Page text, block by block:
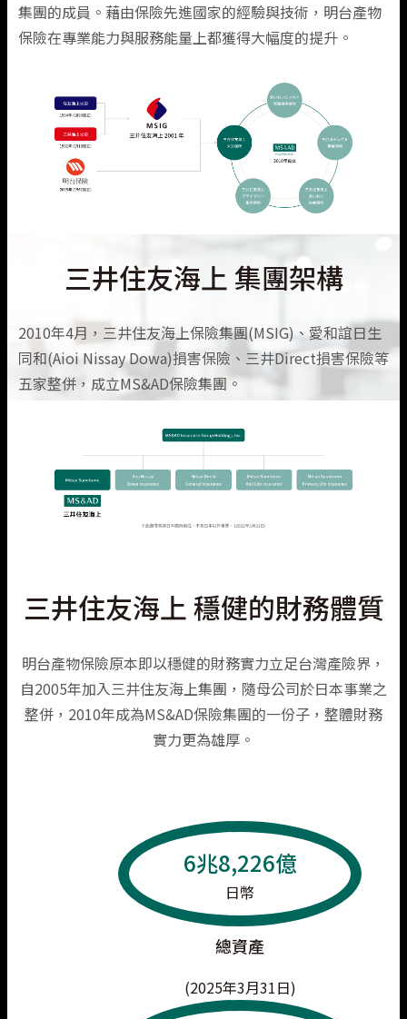
集團的成員。藉由保險先進國家的經驗與技術，明台產物
保險在專業能力與服務能量上都獲得大幅度的提升。
三井住友海上 集團架構
2010年4月，三井住友海上保險集團(MSIG)、愛和誼日生
同和(Aioi Nissay Dowa)損害保險、三井Direct損害保險等
五家整併，成立MS&AD保險集團。
三井住友海上 穩健的財務體質
明台產物保險原本即以穩健的財務實力立足台灣產險界，
自2005年加入三井住友海上集團，隨母公司於日本事業之
整併，2010年成為MS&AD保險集團的一份子，整體財務
實力更為雄厚。
6兆8,226億
日幣
總資產
(2025年3月31日)